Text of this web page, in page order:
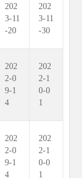
202
3-11
-20
202
3-11
-30
202
2-0
9-1
4
202
2-1
0-0
1
202
2-0
9-1
4
202
2-1
0-0
1